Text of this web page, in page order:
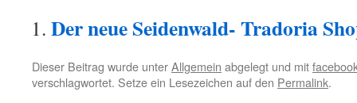
Der neue Seidenwald- Tradoria
Dieser Beitrag wurde unterAllgemein abgelegt und mit
verschlagwortet. Setze ein Lesezeichen auf den Permalink.